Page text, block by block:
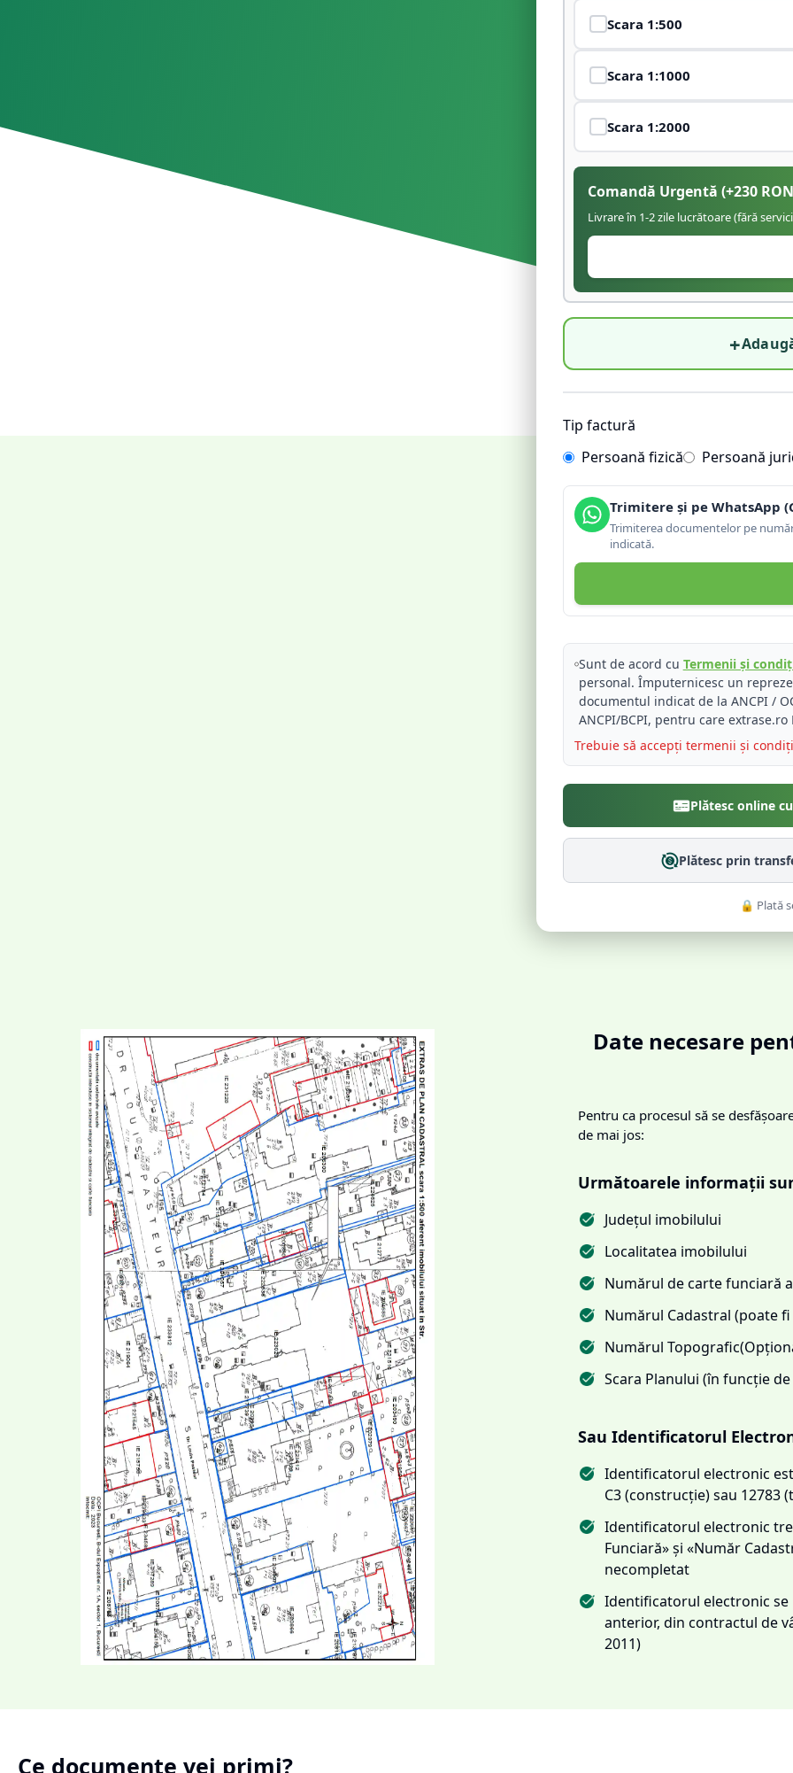
Scara 1:500
Scara 1:1000
Scara 1:2000
Comandă Urgentă (+230
Livrare în 1-2 zile lucrătoare (fără
+
Tip factură
Persoană fizică
Persoană
Trimitere și pe WhatsApp
Trimiterea documentelor pe
indicată.
Sunt de acord cu Termenii și
personal. Împuternicesc un
documentul indicat de la ANCPI /
ANCPI/BCPI, pentru care
Trebuie să accepți termenii și
Plătesc online
Plătesc prin
🔒 Plată
Date necesare
Pentru ca procesul să se
de mai jos:
Următoarele informații
Județul imobilului
Localitatea imobilului
Numărul de carte funciară
Numărul Cadastral (poate
Numărul
Scara Planului (în funcție
Sau Identificatorul
Identificatorul electronic
C3 (construcție) sau 12783
Identificatorul electronic
Funciară» și «Număr
necompletat
Identificatorul electronic
anterior, din contractul de
2011)
Ce documente vei primi?